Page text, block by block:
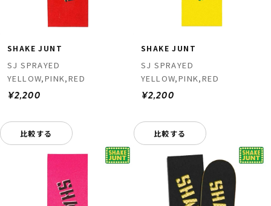
SHAKE JUNT
SJ SPRAYED
YELLOW,PINK,RED
¥2,200
比較する
SHAKE JUNT
SJ SPRAYED
YELLOW,PINK,RED
¥2,200
比較する